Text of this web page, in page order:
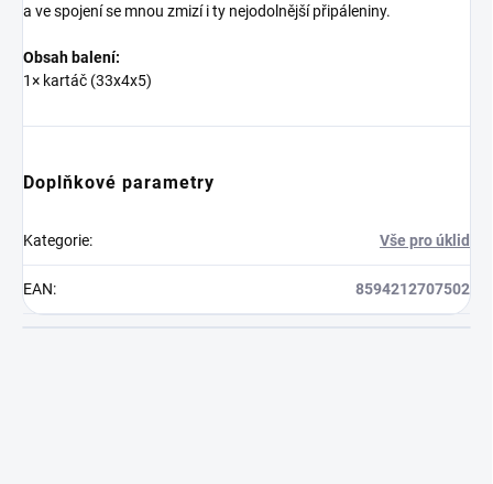
a ve spojení se mnou zmizí i ty nejodolnější připáleniny.
Obsah balení:
1× kartáč (33x4x5)
Doplňkové parametry
Kategorie: Vše pro úklid
EAN: 8594212707502